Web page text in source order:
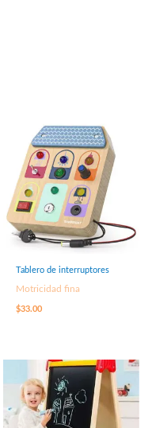
Tablero de interruptores
Motricidad fina
$33.00